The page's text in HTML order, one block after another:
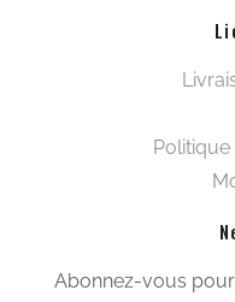
Abonnez-vous